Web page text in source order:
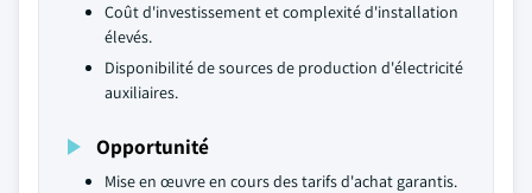
Coût d'investissement et complexité d'installation
élevés.
Disponibilité de sources de production d'électricité
auxiliaires.
Opportunité
Mise en œuvre en cours des tarifs d'achat garantis.